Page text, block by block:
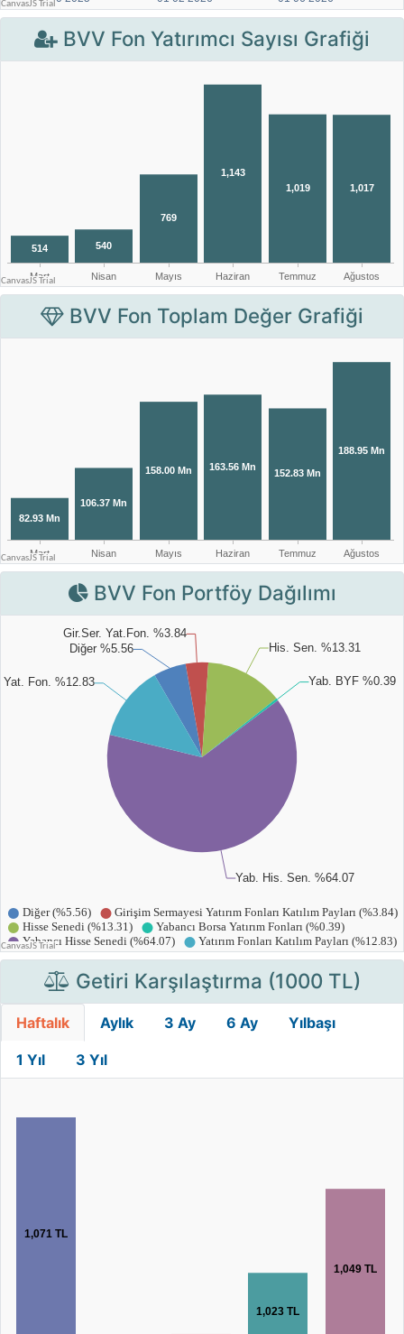
BVV Fon Yatırımcı Sayısı Grafiği
BVV Fon Toplam Değer Grafiği
BVV Fon Portföy Dağılımı
Getiri Karşılaştırma (1000 TL)
Haftalık Aylık 3 Ay 6 Ay Yılbaşı
1 Yıl 3 Yıl